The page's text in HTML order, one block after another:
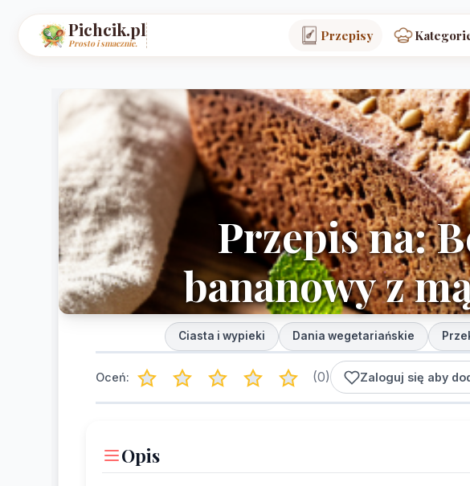
Pichcik.pl
Prosto i smacznie. Przepisy
Przepis na:
bananowy z
Ciasta i wypieki Dania wegetariańskie
Oceń: (0) Zaloguj się aby
Opis